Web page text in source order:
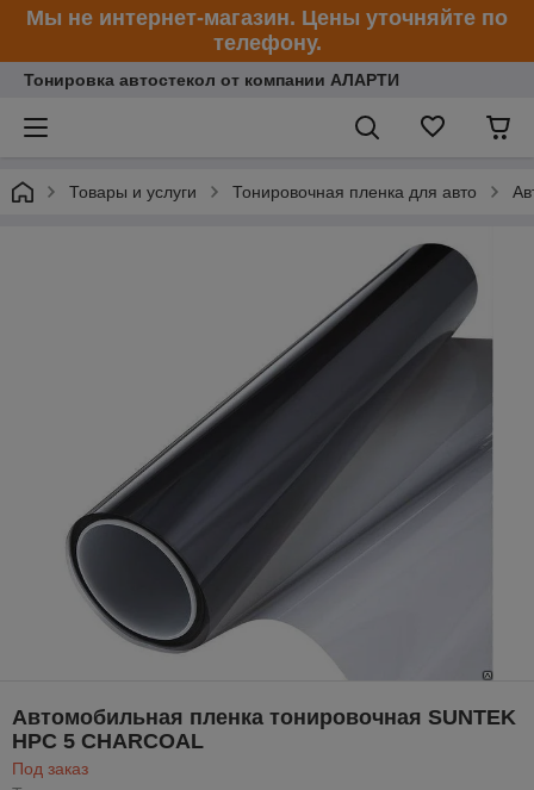
Мы не интернет-магазин. Цены уточняйте по
телефону.
Тонировка автостекол от компании АЛАРТИ
Товары и услуги Тонировочная пленка для авто
Автомобильная пленка тонировочная SUNTEK
HPC 5 CHARCOAL
Под заказ